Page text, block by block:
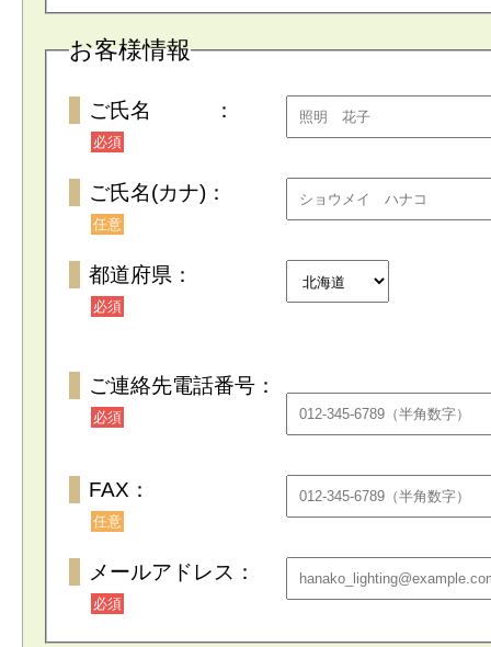
お客様情報
ご氏名 ：
必須
ご氏名(カナ)：
任意
都道府県：
必須
ご連絡先電話番号：
必須
FAX：
任意
メールアドレス：
必須